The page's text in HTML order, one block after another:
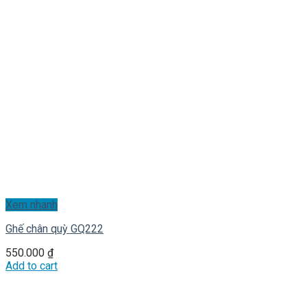
Xem nhanh
Ghế chân quỳ GQ222
550.000 ₫
Add to cart